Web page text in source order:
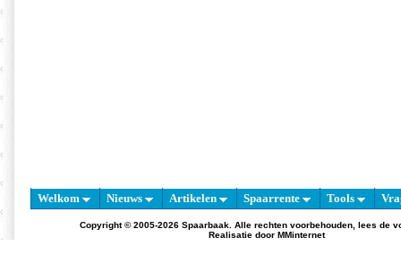
Welkom Nieuws Artikelen Spaarrente Tools
Copyright © 2005-2026 Spaarbaak. Alle rechten voorbehouden, lees de
Realisatie door MMinternet